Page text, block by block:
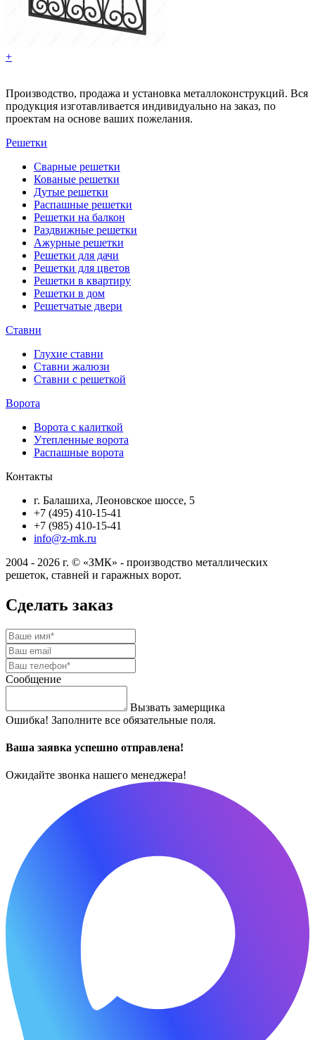
+
Производство, продажа и установка металлоконструкций. Вся
продукция изготавливается индивидуально на заказ, по
проектам на основе ваших пожелания.
Решетки
Сварные решетки
Кованые решетки
Дутые решетки
Распашные решетки
Решетки на балкон
Раздвижные решетки
Ажурные решетки
Решетки для дачи
Решетки для цветов
Решетки в квартиру
Решетки в дом
Решетчатые двери
Ставни
Глухие ставни
Ставни жалюзи
Ставни с решеткой
Ворота
Ворота с калиткой
Утепленные ворота
Распашные ворота
Контакты
г. Балашиха, Леоновское шоссе, 5
+7 (495) 410-15-41
+7 (985) 410-15-41
info@z-mk.ru
2004 - 2026 г. © «ЗМК» - производство металлических
решеток, ставней и гаражных ворот.
Сделать заказ
Сообщение
Вызвать замерщика
Ошибка! Заполните все обязательные поля.
Ваша заявка успешно отправлена!
Ожидайте звонка нашего менеджера!